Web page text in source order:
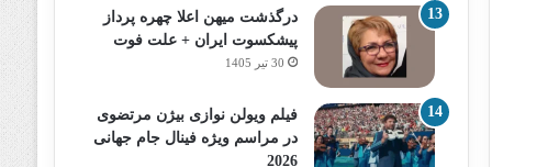
درگذشت میهن اعلا چهره پرداز
پیشکسوت ایران + علت فوت
30 تیر 1405
فیلم ویولن نوازی بیژن مرتضوی
در مراسم ویژه فینال جام جهانی
2026